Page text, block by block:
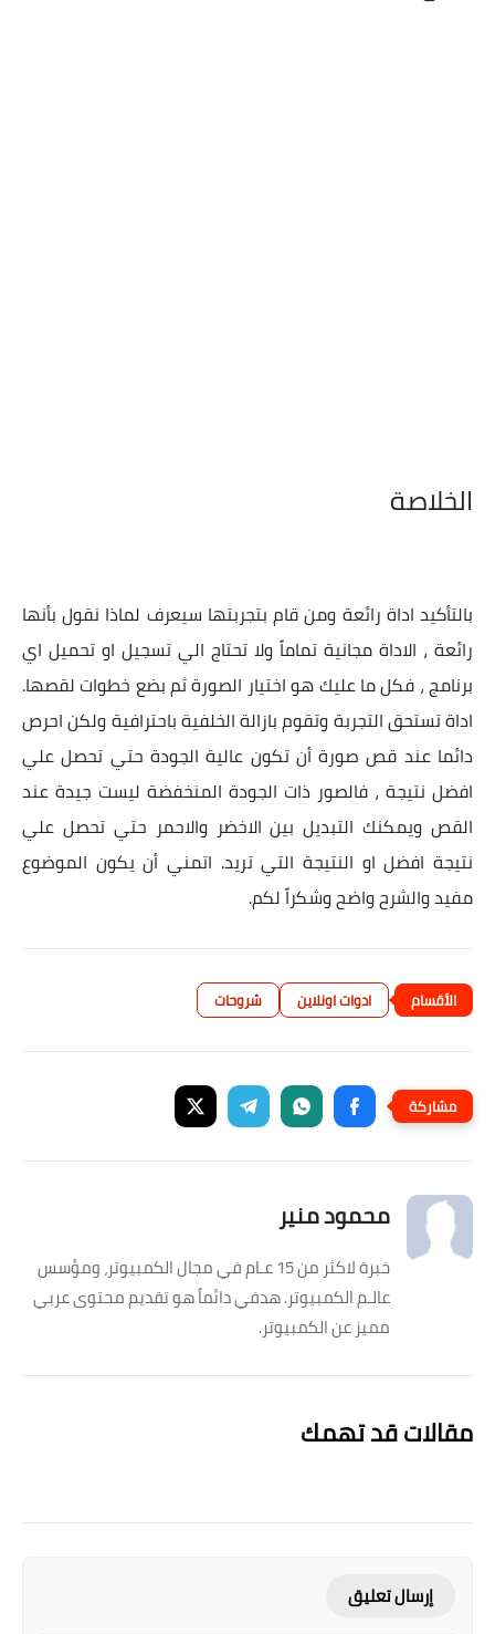
الخلاصة
بالتأكيد اداة رائعة ومن قام بتجربتها سيعرف لماذا نقول بأنها
رائعة ، الاداة مجانية تماماً ولا تحتاج الي تسجيل او تحميل اي
برنامج ، فكل ما عليك هو اختيار الصورة ثم بضع خطوات لقصها.
اداة تستحق التجربة وتقوم بازالة الخلفية باحترافية ولكن احرص
دائما عند قص صورة أن تكون عالية الجودة حتي تحصل علي
افضل نتيجة ، فالصور ذات الجودة المنخفضة ليست جيدة عند
القص ويمكنك التبديل بين الاخضر والاحمر حتي تحصل علي
نتيجة افضل او النتيجة التي تريد. اتمني أن يكون الموضوع
مفيد والشرح واضح وشكراً لكم.
ادوات اونلاين شروحات
محمود منير
خبرة لاكثر من 15 عـام في مجال الكمبيوتر، ومؤسس
عالـم الكمبيوتر. هدفي دائماً هو تقديم محتوى عربي
مميز عن الكمبيوتر.
مقالات قد تهمك
إرسال تعليق